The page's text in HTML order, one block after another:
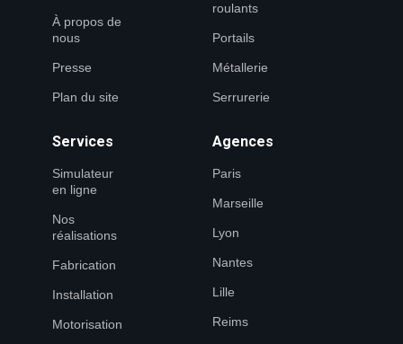
À propos de
nous
Presse
Plan du site
roulants
Portails
Métallerie
Serrurerie
Services
Simulateur
en ligne
Nos
réalisations
Fabrication
Installation
Motorisation
Agences
Paris
Marseille
Lyon
Nantes
Lille
Reims